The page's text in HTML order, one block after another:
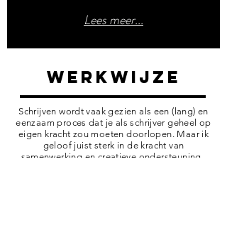
Lees meer...
werkwijze
Schrijven wordt vaak gezien als een (lang) en
eenzaam proces dat je als schrijver geheel op
eigen kracht zou moeten doorlopen. Maar ik
geloof juist sterk in de kracht van
samenwerking en creatieve ondersteuning.